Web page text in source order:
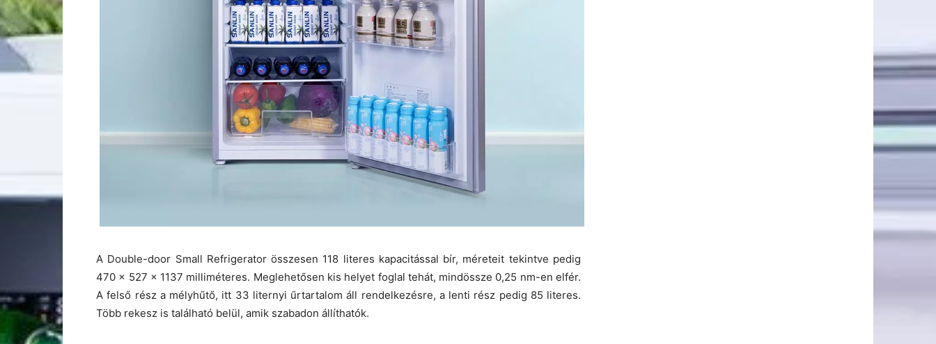
A Double-door Small Refrigerator összesen 118 literes kapacitással bír, méreteit tekintve pedig
470 x 527 x 1137 milliméteres. Meglehetősen kis helyet foglal tehát, mindössze 0,25 nm-en elfér.
A felső rész a mélyhűtő, itt 33 liternyi űrtartalom áll rendelkezésre, a lenti rész pedig 85 literes.
Több rekesz is található belül, amik szabadon állíthatók.